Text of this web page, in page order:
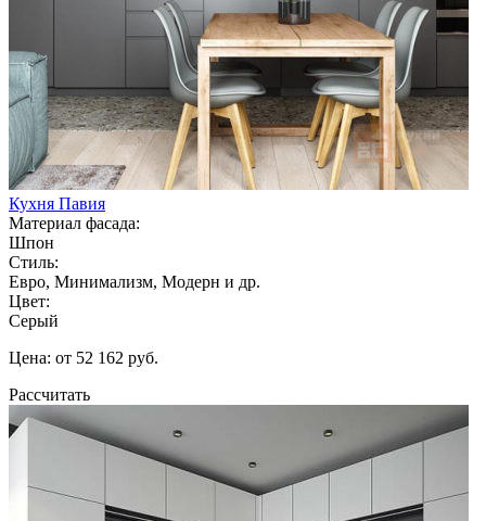
Кухня Павия
Материал фасада:
Шпон
Стиль:
Евро, Минимализм, Модерн и др.
Цвет:
Серый
Цена: от 52 162 руб.
Рассчитать